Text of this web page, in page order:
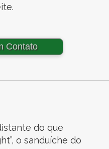
Contato
do que
o sanduíche do